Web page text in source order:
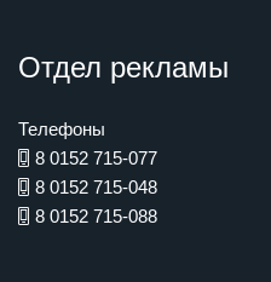
Отдел рекламы
Телефоны
8 0152 715-077
8 0152 715-048
8 0152 715-088